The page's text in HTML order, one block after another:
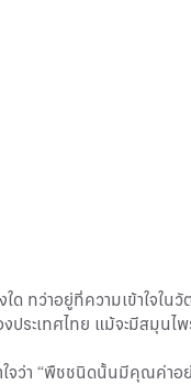
ทว่าอยู่ที่ความเข้าใจใ
ะเทศไทย แม้จะมีสมุนไ
ว่า “พืชชนิดนั้นมีคุณค่าอย่า